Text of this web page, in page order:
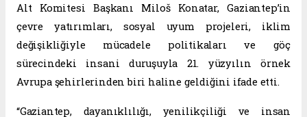
Alt Komitesi Başkanı Miloš Konatar, Gaziantep’in
çevre yatırımları, sosyal uyum projeleri, iklim
değişikliğiyle mücadele politikaları ve göç
sürecindeki insani duruşuyla 21. yüzyılın örnek
Avrupa şehirlerinden biri haline geldiğini ifade etti.
“Gaziantep, dayanıklılığı, yenilikçiliği ve insan